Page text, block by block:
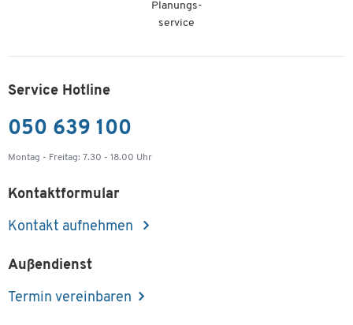
Planungs-
service
Service Hotline
050 639 100
Montag - Freitag: 7.30 - 18.00 Uhr
Kontaktformular
Kontakt aufnehmen
Außendienst
Termin vereinbaren